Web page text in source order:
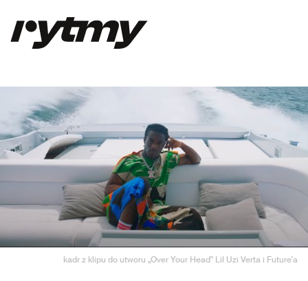
kadr z klipu do utworu „Over Your Head" Lil Uzi Verta i Future'a